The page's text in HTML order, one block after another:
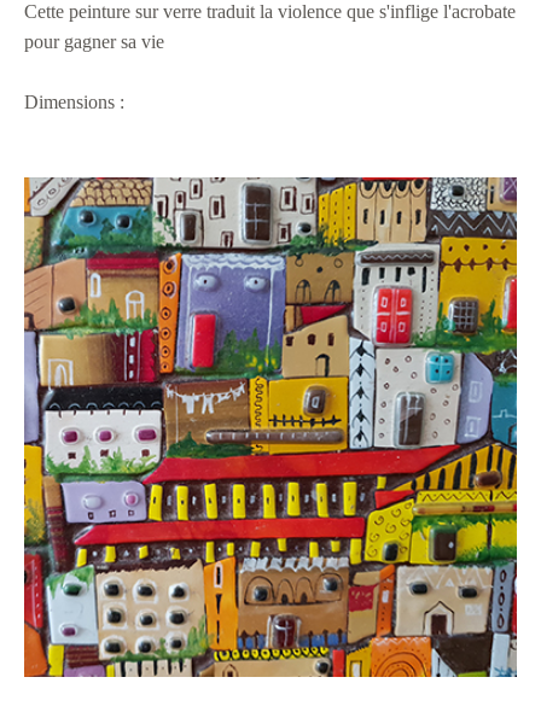
Cette peinture sur verre traduit la violence que s'inflige l'acrobate
pour gagner sa vie
Dimensions :